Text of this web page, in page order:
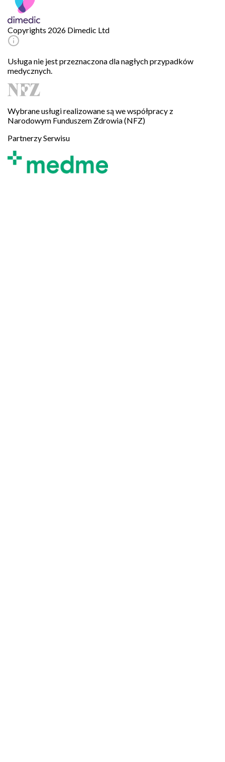
Copyrights 2026 Dimedic Ltd
Usługa nie jest przeznaczona dla nagłych przypadków
medycznych.
Wybrane usługi realizowane są we współpracy z
Narodowym Funduszem Zdrowia (NFZ)
Partnerzy Serwisu